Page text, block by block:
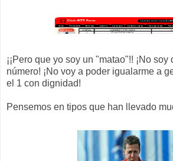
¡¡Pero que yo soy un "matao"!! ¡No
número! ¡No voy a poder igualarme a
el 1 con dignidad!
Pensemos en tipos que han llevado